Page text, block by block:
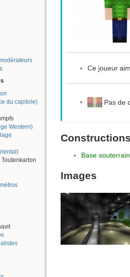
du capitole)
Western)
Ce joueur
Pas de
Constructions
Base
Images